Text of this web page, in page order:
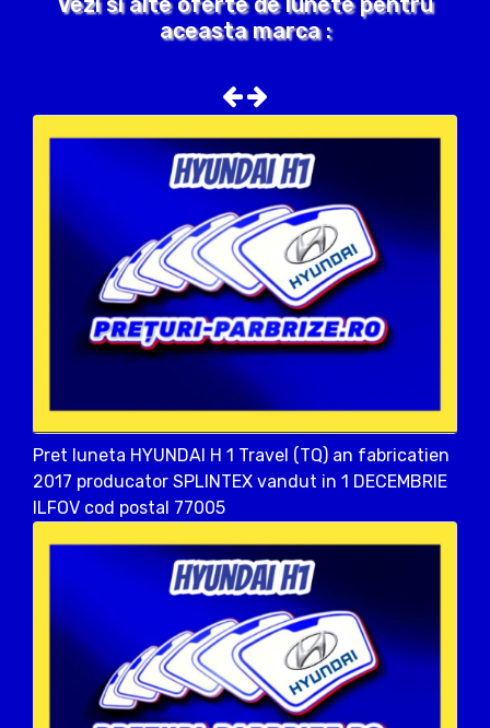
aceasta marca :
Pret luneta HYUNDAI H 1 Travel (TQ) an fabricatien
2017 producator SPLINTEX vandut in 1 DECEMBRIE
ILFOV cod postal 77005